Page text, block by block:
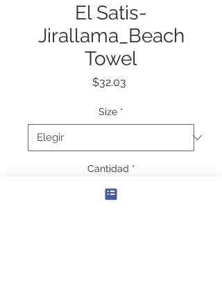
El Satis-
Jirallama_Beach
Towel
$32.03
Size *
Cantidad *